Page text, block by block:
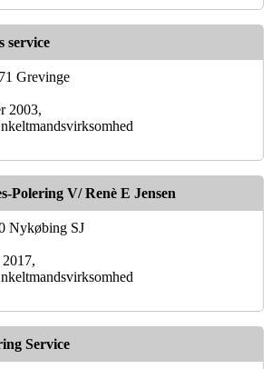
service
Grevinge
2003,
Polering V/ Renè E Jensen
Nykøbing SJ
2017,
Service